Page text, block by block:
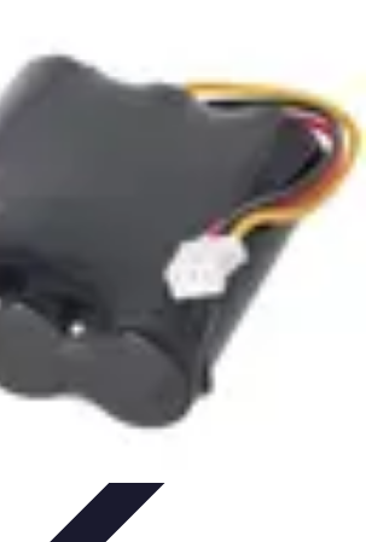
IDEL, masseurs-kinésithérapeutes,
TélétransmissionTendances